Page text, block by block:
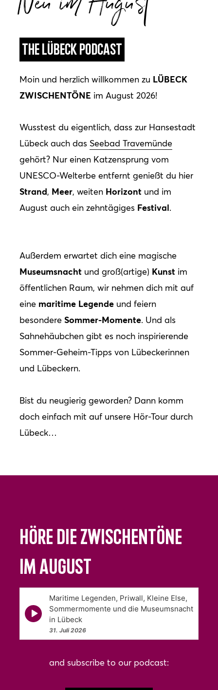
The Lübeck Podcast
Moin und herzlich willkommen zu LÜBECK
ZWISCHENTÖNE im August 2026!
Wusstest du eigentlich, dass zur Hansestadt
Lübeck auch das Seebad Travemünde
gehört? Nur einen Katzensprung vom
UNESCO-Welterbe entfernt genießt du hier
Strand, Meer, weiten Horizont und im
August auch ein zehntägiges Festival.
Außerdem erwartet dich eine magische
Museumsnacht und groß(artige) Kunst im
öffentlichen Raum, wir nehmen dich mit auf
eine maritime Legende und feiern
besondere Sommer-Momente. Und als
Sahnehäubchen gibt es noch inspirierende
Sommer-Geheim-Tipps von Lübeckerinnen
und Lübeckern.
Bist du neugierig geworden? Dann komm
doch einfach mit auf unsere Hör-Tour durch
Lübeck…
Höre Die Zwischentöne
im August
Episode
play
Maritime Legenden, Priwall, Kleine Else,
Sommermomente und die Museumsnacht
in Lübeck
31. Juli 2026
and subscribe to our podcast: